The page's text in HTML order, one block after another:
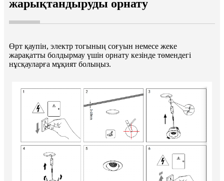
жарықтандыруды орнату
Өрт қаупін, электр тогының соғуын немесе жеке
жарақатты болдырмау үшін орнату кезінде төмендегі
нұсқауларға мұқият болыңыз.